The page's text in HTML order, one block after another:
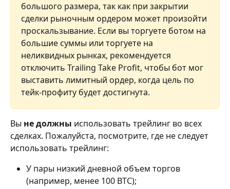
большого размера, так как при закрытии
сделки рыночным ордером может произойти
проскальзывание. Если вы торгуете ботом на
большие суммы или торгуете на
неликвидных рынках, рекомендуется
отключить Trailing Take Profit, чтобы бот мог
выставить лимитный ордер, когда цель по
тейк-профиту будет достигнута.
Вы не должны использовать трейлинг во всех
сделках. Пожалуйста, посмотрите, где не следует
использовать трейлинг:
У пары низкий дневной объем торгов
(например, менее 100 BTC);